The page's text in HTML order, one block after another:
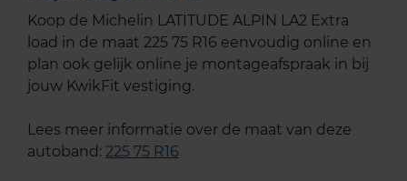
Koop de Michelin LATITUDE ALPIN LA2 Extra
load in de maat 225 75 R16 eenvoudig online en
plan ook gelijk online je montageafspraak in bij
jouw KwikFit vestiging.
Lees meer informatie over de maat van deze
autoband: 225 75 R16